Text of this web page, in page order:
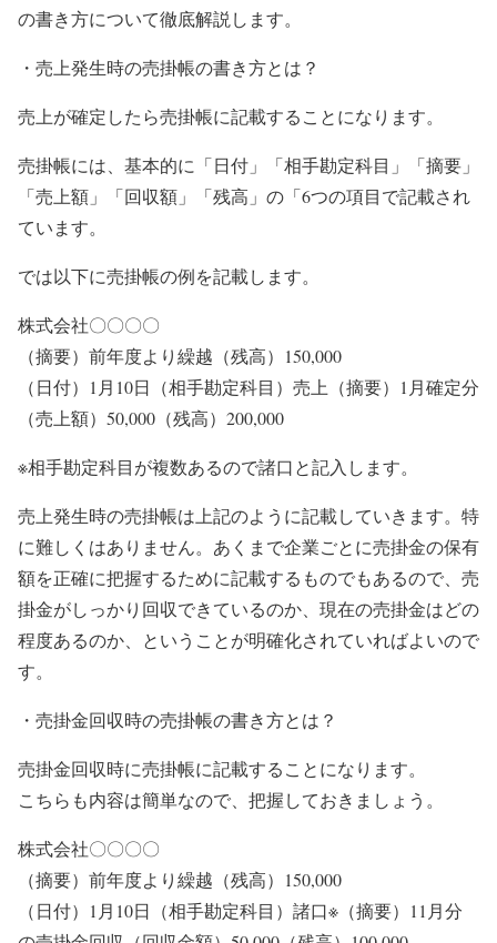
の書き方について徹底解説します。
・売上発生時の売掛帳の書き方とは？
売上が確定したら売掛帳に記載することになります。
売掛帳には、基本的に「日付」「相手勘定科目」「摘要」
「売上額」「回収額」「残高」の「6つの項目で記載され
ています。
では以下に売掛帳の例を記載します。
株式会社〇〇〇〇
（摘要）前年度より繰越（残高）150,000
（日付）1月10日（相手勘定科目）売上（摘要）1月確定分
（売上額）50,000（残高）200,000
※相手勘定科目が複数あるので諸口と記入します。
売上発生時の売掛帳は上記のように記載していきます。特
に難しくはありません。あくまで企業ごとに売掛金の保有
額を正確に把握するために記載するものでもあるので、売
掛金がしっかり回収できているのか、現在の売掛金はどの
程度あるのか、ということが明確化されていればよいので
す。
・売掛金回収時の売掛帳の書き方とは？
売掛金回収時に売掛帳に記載することになります。
こちらも内容は簡単なので、把握しておきましょう。
株式会社〇〇〇〇
（摘要）前年度より繰越（残高）150,000
（日付）1月10日（相手勘定科目）諸口※（摘要）11月分